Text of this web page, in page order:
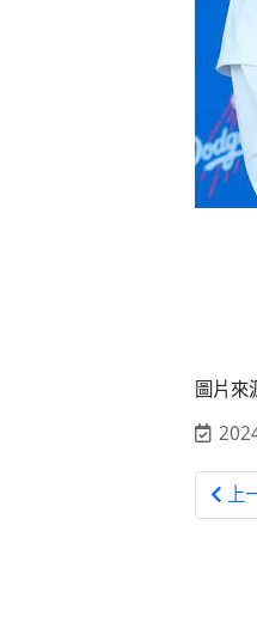
圖片來
上一
上